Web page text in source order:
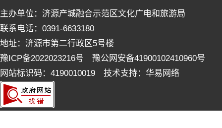
主办单位：济源产城融合示范区文化广电和旅游局
联系电话：0391-6633180
地址：济源市第二行政区5号楼
豫ICP备2022023216号 豫公网安备41900102410960号
网站标识码：4190010019 技术支持：华易网络